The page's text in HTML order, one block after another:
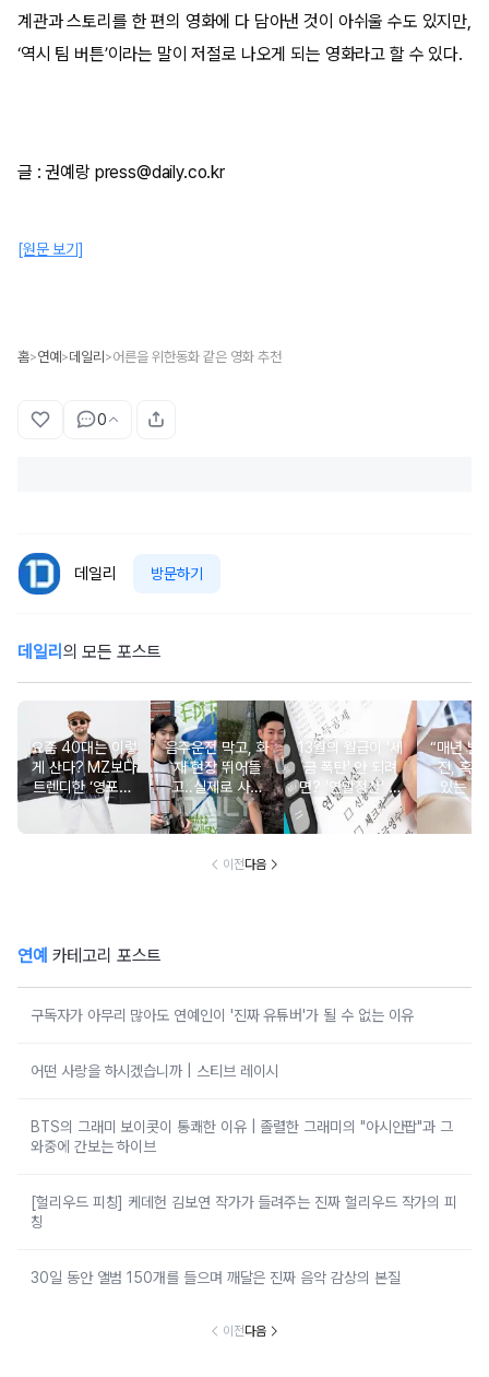
계관과 스토리를 한 편의 영화에 다 담아낸 것이 아쉬울 수도 있지만,
‘역시 팀 버튼’이라는 말이 저절로 나오게 되는 영화라고 할 수 있다.
글 : 권예랑 press@daily.co.kr
[원문 보기]
홈>연예 >데일리 >어른을 위한동화 같은 영화 추천
0
데일리 방문하기
데일리 의 모든 포스트
요즘 40대는 이렇
게 산다? MZ보다
트렌디한 ‘영포티’
분석
음주운전 막고, 화
재 현장 뛰어들
고..실제로 사람
구한 연예인 10
13월의 월급이 '세
금 폭탄' 안 되려
면? '연말정산' 핵
심 꿀팁 A to Z
“매년 받
진, 혹시
있는 건
요?”
이전다음
연예 카테고리 포스트
구독자가 아무리 많아도 연예인이 '진짜 유튜버'가 될 수 없는 이유
어떤 사랑을 하시겠습니까 | 스티브 레이시
BTS의 그래미 보이콧이 통쾌한 이유 | 졸렬한 그래미의 "아시안팝"과 그
와중에 간보는 하이브
[헐리우드 피칭] 케데헌 김보연 작가가 들려주는 진짜 헐리우드 작가의 피
칭
30일 동안 앨범 150개를 들으며 깨달은 진짜 음악 감상의 본질
이전다음